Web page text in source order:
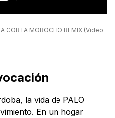
CORTA MOROCHO REMIX (Video
la vida de PALO
En un hogar